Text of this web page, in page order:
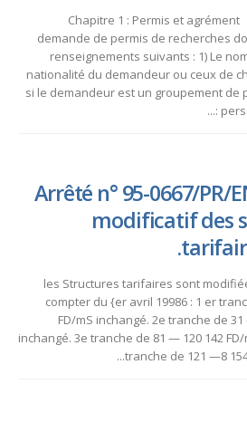
Chapitre 1 : Permis et agrément
demande de permis de recherches
renseignements suivants : 1) Le
nationalité du demandeur ou ceux de
si le demandeur est un groupement de
Arrêté n° 95-0667/PR/
modificatif des
les Structures tarifaires sont
compter du {er avril 19986 : 1 er
FD/mS inchangé. 2e tranche de
inchangé. 3e tranche de 81 — 120 142
tranche de 121 —8 154